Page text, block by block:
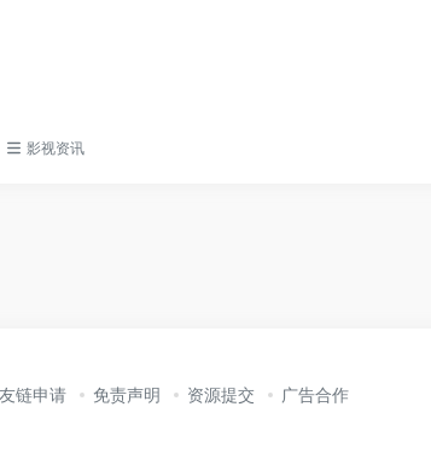
影视资讯
友链申请 免责声明 资源提交 广告合作